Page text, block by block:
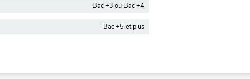
Bac +3 ou Bac +4
Bac +5 et plus